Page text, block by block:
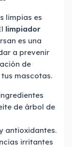
limpias es
limpiador
es una
a prevenir
de
mascotas.
de árbol de
antioxidantes.
irritantes